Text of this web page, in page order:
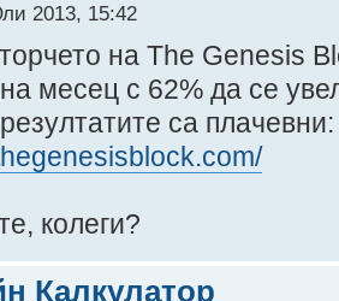
2013, 15:42
на The Genesis
месец с 62% да се
са плачевни:
колеги?
Калкулатор